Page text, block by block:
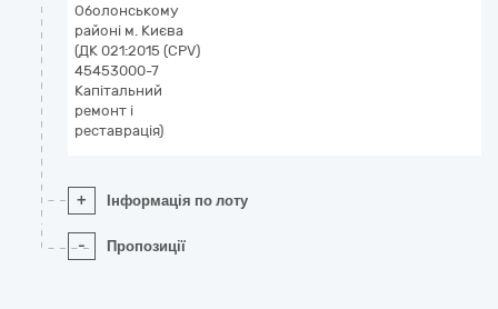
Оболонському
районі м. Києва
(ДК 021:2015 (CPV)
45453000-7
Капітальний
ремонт і
реставрація)
+ Інформація по лоту
- Пропозиції